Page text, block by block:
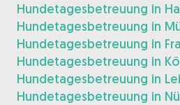
Hundetagesbetreuung in
Hundetagesbetreuung in
Hundetagesbetreuung in
Hundetagesbetreuung in
Hundetagesbetreuung in
Hundetagesbetreuung in